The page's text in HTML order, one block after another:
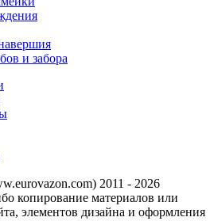
и забора
2011 - 2026
копирование материалов или
элементов дизайна и оформления